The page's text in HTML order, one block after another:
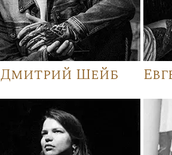
Дмитрий Шейб